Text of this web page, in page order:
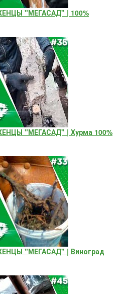
"МЕГАСАД" | 100%
"МЕГАСАД" | Хурма 100%
"МЕГАСАД" | Виноград